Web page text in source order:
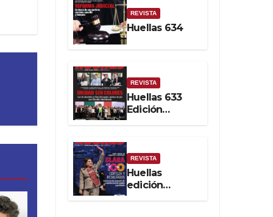
REVISTA
Huellas 634
REVISTA
Huellas 633
Edición
REVISTA
Huellas
edición